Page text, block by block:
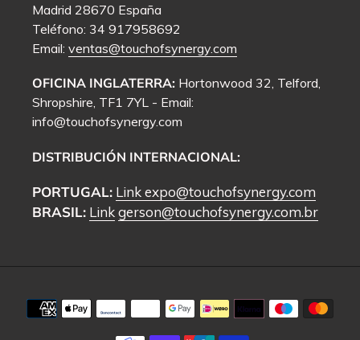
Madrid 28670 España
Teléfono: 34 917958692
Email: ventas@touchofsynergy.com
OFICINA INGLATERRA: Hortonwood 32, Telford,
Shropshire, TF1 7YL - Email:
info@touchofsynergy.com
DISTRIBUCIÓN INTERNACIONAL:
PORTUGAL: Linkexpo@touchofsynergy.com
BRASIL: Linkgerson@touchofsynergy.com.br
Métodos
de